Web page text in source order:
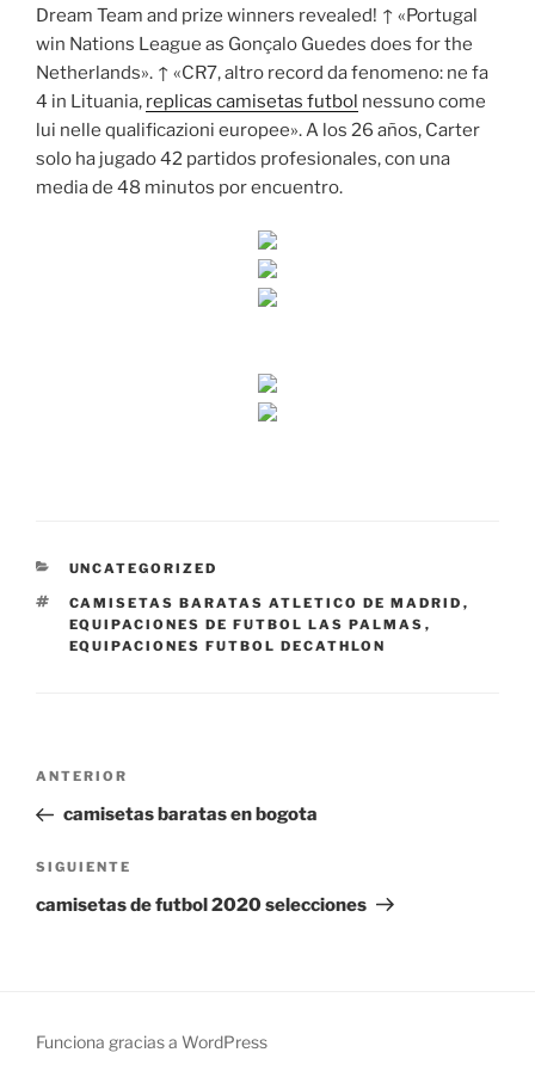
Dream Team and prize winners revealed! ↑ «Portugal
win Nations League as Gonçalo Guedes does for the
Netherlands». ↑ «CR7, altro record da fenomeno: ne fa
4 in Lituania, replicas camisetas futbol nessuno come
lui nelle qualificazioni europee». A los 26 años, Carter
solo ha jugado 42 partidos profesionales, con una
media de 48 minutos por encuentro.
CATEGORÍAS
UNCATEGORIZED
ETIQUETAS
CAMISETAS BARATAS ATLETICO DE MADRID ,
EQUIPACIONES DE FUTBOL LAS PALMAS ,
EQUIPACIONES FUTBOL DECATHLON
Navegación
entradas
Entrada
anterior:
ANTERIOR
camisetas baratas en bogota
Siguiente
entrada
SIGUIENTE
camisetas de futbol 2020 selecciones
Funciona gracias a WordPress